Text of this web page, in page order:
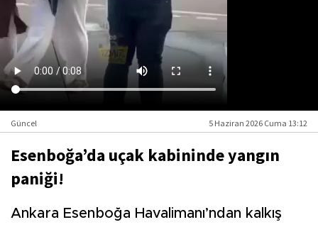
Güncel 5 Haziran 2026 Cuma 13:12
Esenboğa’da uçak kabininde yangın
paniği!
Ankara Esenboğa Havalimanı’ndan kalkış